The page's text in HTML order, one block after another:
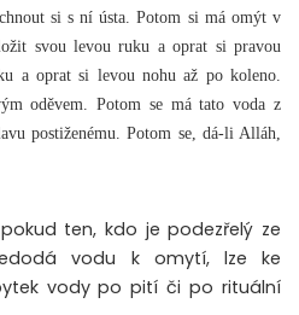
si s ní ústa. Potom si má omýt v
svou levou ruku a oprat si pravou
a oprat si levou nohu až po koleno.
oděvem. Potom se má tato voda z
postiženému. Potom se, dá-li Alláh,
ten, kdo je podezřelý ze
vodu k omytí, lze ke
vody po pití či po rituální